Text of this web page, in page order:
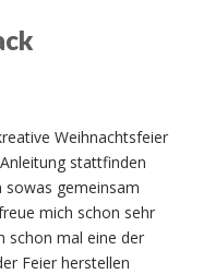
Weihnachtsfeier
stattfinden
sowas gemeinsam
mich schon sehr
schon mal eine der
Feier herstellen